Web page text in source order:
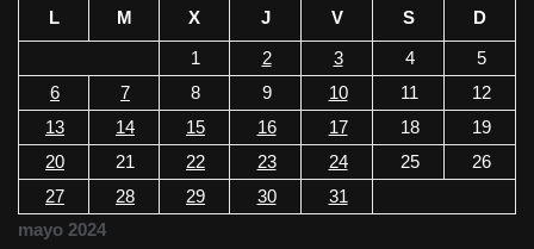
mayo 2024
L M X J V S
D
1
2 3 4
5
6
7 8 9 10 11
12
13
14 15 16 17 18
19
20
21 22 23 24 25
26
27
28 29 30 31